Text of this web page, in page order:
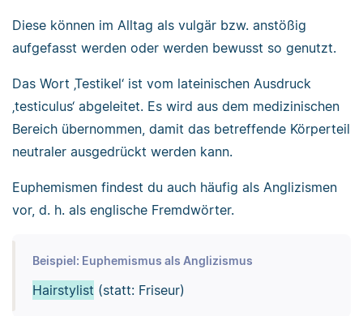
Diese können im Alltag als vulgär bzw. anstößig
aufgefasst werden oder werden bewusst so genutzt.
Das Wort ‚Testikel‘ ist vom lateinischen Ausdruck
‚testiculus‘ abgeleitet. Es wird aus dem medizinischen
Bereich übernommen, damit das betreffende Körperteil
neutraler ausgedrückt werden kann.
Euphemismen findest du auch häufig als Anglizismen
vor, d. h. als englische Fremdwörter.
Beispiel: Euphemismus als Anglizismus
Hairstylist (statt: Friseur)